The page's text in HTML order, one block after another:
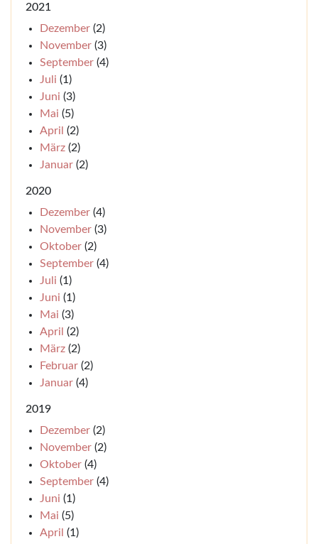
2021
Dezember (2)
November (3)
September (4)
Juli (1)
Juni (3)
Mai (5)
April (2)
März (2)
Januar (2)
2020
Dezember (4)
November (3)
Oktober (2)
September (4)
Juli (1)
Juni (1)
Mai (3)
April (2)
März (2)
Februar (2)
Januar (4)
2019
Dezember (2)
November (2)
Oktober (4)
September (4)
Juni (1)
Mai (5)
April (1)